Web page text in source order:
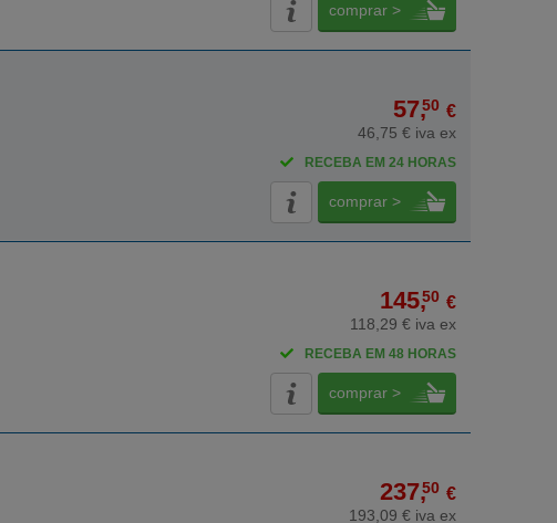
comprar >
57,50 €
46,75 € iva ex
RECEBA EM 24 HORAS
comprar >
145,50 €
118,29 € iva ex
RECEBA EM 48 HORAS
comprar >
237,50 €
193,09 € iva ex